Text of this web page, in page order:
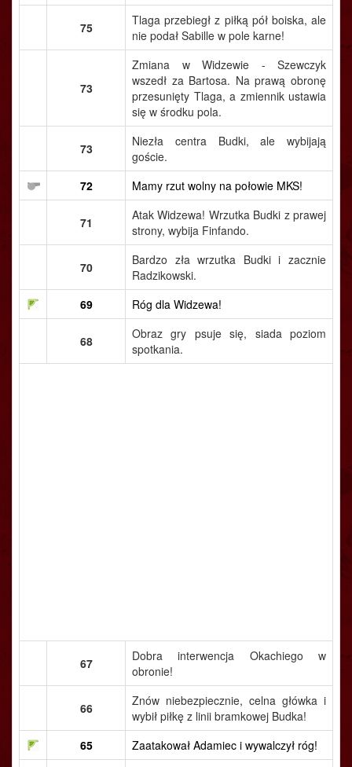
75
Tlaga przebiegł z piłką pół boiska, ale
nie podał Sabille w pole karne!
73
Zmiana w Widzewie - Szewczyk
wszedł za Bartosa. Na prawą obronę
przesunięty Tlaga, a zmiennik ustawia
się w środku pola.
73
Niezła centra Budki, ale wybijają
goście.
72
Mamy rzut wolny na połowie MKS!
71
Atak Widzewa! Wrzutka Budki z prawej
strony, wybija Finfando.
70
Bardzo zła wrzutka Budki i zacznie
Radzikowski.
69
Róg dla Widzewa!
68
Obraz gry psuje się, siada poziom
spotkania.
67
Dobra interwencja Okachiego w
obronie!
66
Znów niebezpiecznie, celna główka i
wybił piłkę z linii bramkowej Budka!
65
Zaatakował Adamiec i wywalczył róg!